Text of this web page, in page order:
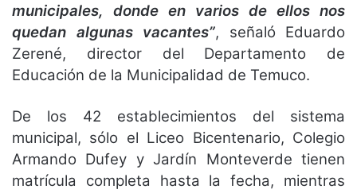
municipales, donde en varios de ellos nos
quedan algunas vacantes”, señaló Eduardo
Zerené, director del Departamento de
Educación de la Municipalidad de Temuco.
De los 42 establecimientos del sistema
municipal, sólo el Liceo Bicentenario, Colegio
Armando Dufey y Jardín Monteverde tienen
matrícula completa hasta la fecha, mientras